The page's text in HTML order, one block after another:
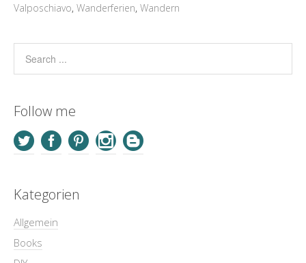
Valposchiavo, Wanderferien, Wandern
Follow me
Kategorien
Allgemein
Books